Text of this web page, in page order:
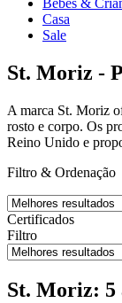
Bebés &
Casa
Sale
St. Moriz -
A marca St. Moriz
rosto e corpo. Os
Reino Unido e
Filtro & Ordenação
Certificados
Filtro
St. Moriz: 5